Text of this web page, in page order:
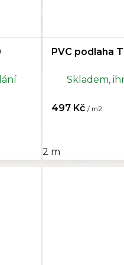
PVC podlaha
Skladem,
497 Kč / m2
2 m